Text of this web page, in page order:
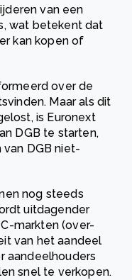
van een
wat betekent dat
kan kopen of
over de
Maar als dit
is Euronext
DGB te starten,
DGB niet-
nog steeds
uitdagender
markten (over-
van het aandeel
aandeelhouders
snel te verkopen.